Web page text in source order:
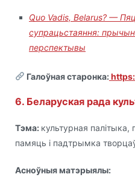
Quo Vadis, Belarus? —
супрацьстаяння:
перспектывы
Галоўная старонка:
6. Беларуская рада
Тэма: культурная палітыка,
памяць і падтрымка
Асноўныя матэрыялы: